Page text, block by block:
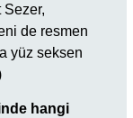
Sezer,
de resmen
yüz seksen
hangi